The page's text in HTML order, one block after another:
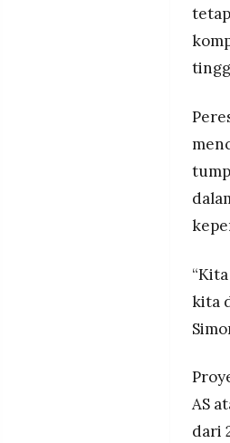
kita
AS
dari